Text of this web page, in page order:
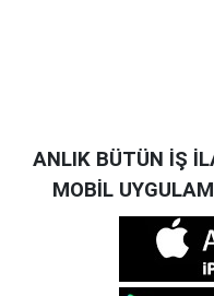
ANLIK BÜTÜN İŞ
MOBİL